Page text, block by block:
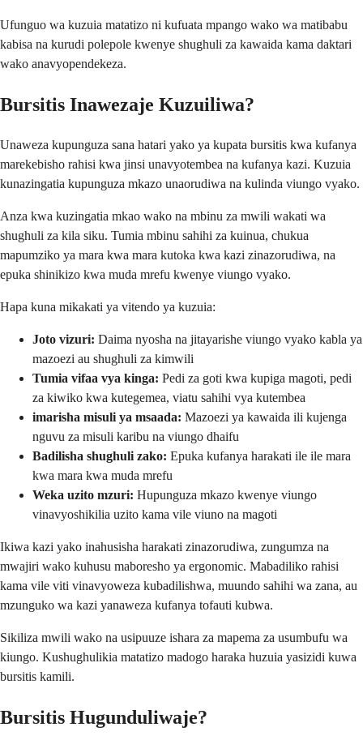
Ufunguo wa kuzuia matatizo ni kufuata mpango wako wa matibabu
kabisa na kurudi polepole kwenye shughuli za kawaida kama daktari
wako anavyopendekeza.
Bursitis Inawezaje Kuzuiliwa?
Unaweza kupunguza sana hatari yako ya kupata bursitis kwa kufanya
marekebisho rahisi kwa jinsi unavyotembea na kufanya kazi. Kuzuia
kunazingatia kupunguza mkazo unaorudiwa na kulinda viungo vyako.
Anza kwa kuzingatia mkao wako na mbinu za mwili wakati wa
shughuli za kila siku. Tumia mbinu sahihi za kuinua, chukua
mapumziko ya mara kwa mara kutoka kwa kazi zinazorudiwa, na
epuka shinikizo kwa muda mrefu kwenye viungo vyako.
Hapa kuna mikakati ya vitendo ya kuzuia:
Joto vizuri: Daima nyosha na jitayarishe viungo vyako kabla ya
mazoezi au shughuli za kimwili
Tumia vifaa vya kinga: Pedi za goti kwa kupiga magoti, pedi
za kiwiko kwa kutegemea, viatu sahihi vya kutembea
imarisha misuli ya msaada: Mazoezi ya kawaida ili kujenga
nguvu za misuli karibu na viungo dhaifu
Badilisha shughuli zako: Epuka kufanya harakati ile ile mara
kwa mara kwa muda mrefu
Weka uzito mzuri: Hupunguza mkazo kwenye viungo
vinavyoshikilia uzito kama vile viuno na magoti
Ikiwa kazi yako inahusisha harakati zinazorudiwa, zungumza na
mwajiri wako kuhusu maboresho ya ergonomic. Mabadiliko rahisi
kama vile viti vinavyoweza kubadilishwa, muundo sahihi wa zana, au
mzunguko wa kazi yanaweza kufanya tofauti kubwa.
Sikiliza mwili wako na usipuuze ishara za mapema za usumbufu wa
kiungo. Kushughulikia matatizo madogo haraka huzuia yasizidi kuwa
bursitis kamili.
Bursitis Hugunduliwaje?